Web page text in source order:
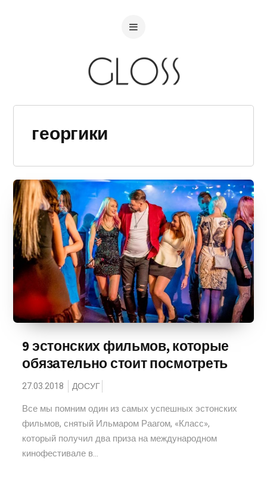
георгики
9 эстонских фильмов, которые
обязательно стоит посмотреть
27.03.2018 ДОСУГ
Все мы помним один из самых успешных эстонских
фильмов, снятый Ильмаром Раагом, «Класс»,
который получил два приза на международном
кинофестивале в...